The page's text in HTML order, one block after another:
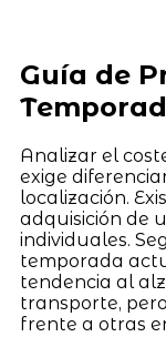
Guía de
Analizar el
exige
localización.
adquisición de
individuales.
temporada
tendencia al
transporte,
frente a otras